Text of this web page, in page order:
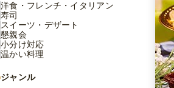
洋食・フレンチ・イタリアン
寿司
スイーツ・デザート
懇親会
小分け対応
温かい料理
ジャンル